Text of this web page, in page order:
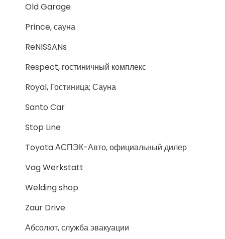
Old Garage
Prince, сауна
ReNISSANs
Respect, гостиничный комплекс
Royal, Гостиница; Сауна
Santo Car
Stop Line
Toyota АСПЭК-Авто, официальный дилер
Vag Werkstatt
Welding shop
Zaur Drive
Абсолют, служба эвакуации